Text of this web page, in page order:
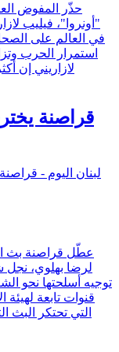
حذّر المفوض
"أونروا"، فيليب
في العالم على
استمرار الحرب
قراصنة
عطّل قراصنة بث
لرضا بهلوي، نجل
توجيه أسلحتها نحو
قنوات تابعة لهيئة
التي تحتكر البث